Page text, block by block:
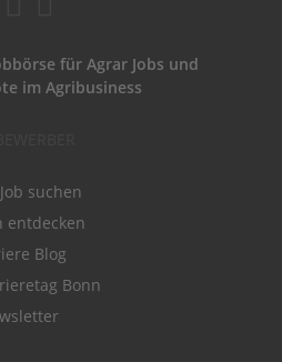
für Agrar Jobs und
im Agribusiness
suchen
entdecken
Blog
Bonn